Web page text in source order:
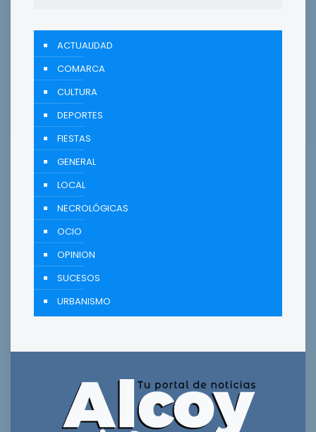
ACTUALIDAD
COMARCA
CULTURA
DEPORTES
FIESTAS
GENERAL
LOCAL
NECROLÓGICAS
OCIO
OPINION
SUCESOS
URBANISMO